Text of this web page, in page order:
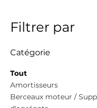
Filtrer par
Catégorie
Tout
Amortisseurs
Berceaux moteur /